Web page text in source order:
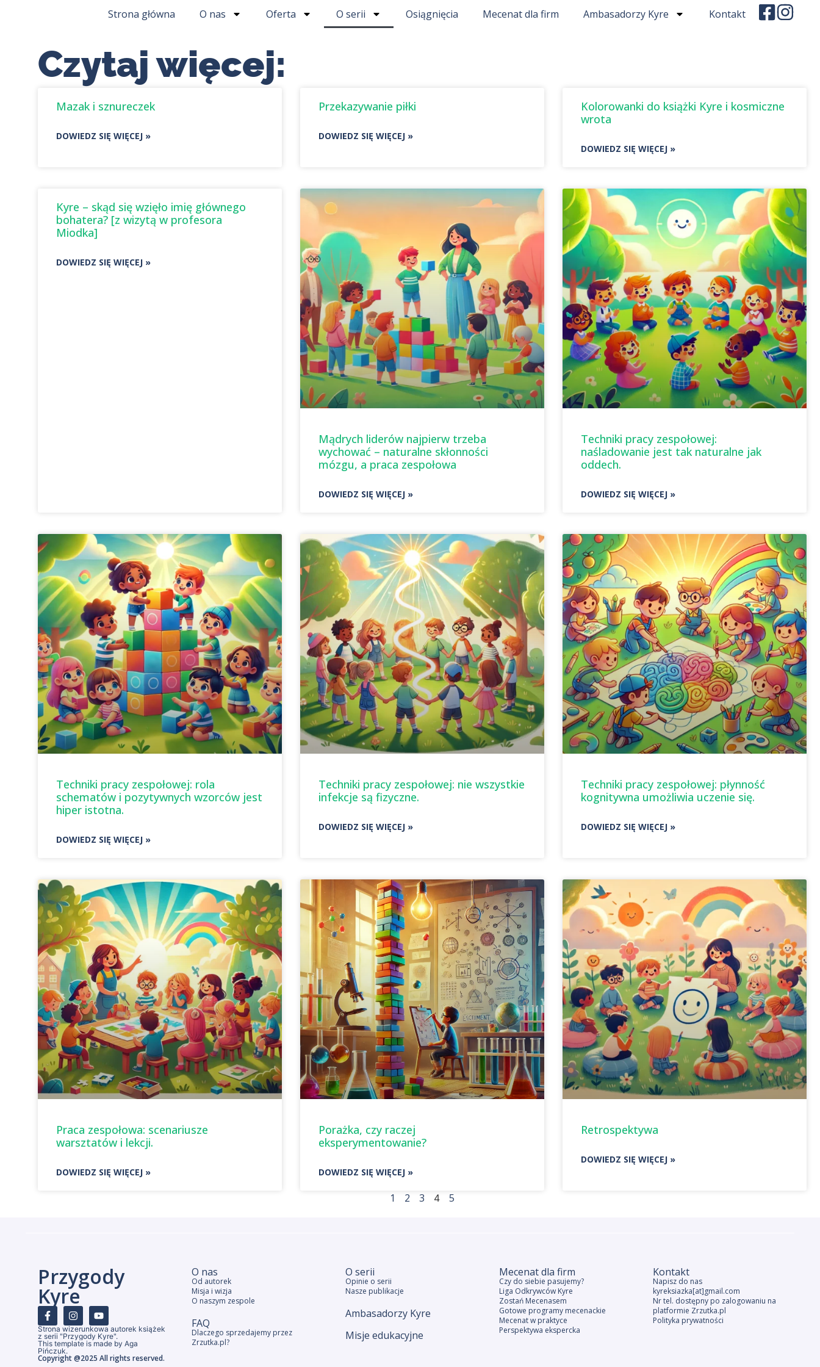
Strona główna O nas Oferta O serii Osiągnięcia Mecenat dla firm Ambasadorzy Kyre Kontakt
Czytaj więcej:
Mazak i sznureczek
DOWIEDZ SIĘ WIĘCEJ »
Przekazywanie piłki
DOWIEDZ SIĘ WIĘCEJ »
Kolorowanki do książki Kyre i kosmiczne
wrota
DOWIEDZ SIĘ WIĘCEJ »
Kyre – skąd się wzięło imię głównego
bohatera? [z wizytą w profesora
Miodka]
DOWIEDZ SIĘ WIĘCEJ »
Mądrych liderów najpierw trzeba
wychować – naturalne skłonności
mózgu, a praca zespołowa
DOWIEDZ SIĘ WIĘCEJ »
Techniki pracy zespołowej:
naśladowanie jest tak naturalne jak
oddech.
DOWIEDZ SIĘ WIĘCEJ »
Techniki pracy zespołowej: rola
schematów i pozytywnych wzorców jest
hiper istotna.
DOWIEDZ SIĘ WIĘCEJ »
Techniki pracy zespołowej: nie wszystkie
infekcje są fizyczne.
DOWIEDZ SIĘ WIĘCEJ »
Techniki pracy zespołowej: płynność
kognitywna umożliwia uczenie się.
DOWIEDZ SIĘ WIĘCEJ »
Praca zespołowa: scenariusze
warsztatów i lekcji.
DOWIEDZ SIĘ WIĘCEJ »
Porażka, czy raczej
eksperymentowanie?
DOWIEDZ SIĘ WIĘCEJ »
Retrospektywa
DOWIEDZ SIĘ WIĘCEJ »
1 2 3 4 5
Przygody
Kyre
Strona wizerunkowa autorek książek
z serii "Przygody Kyre".
This template is made by Aga
Pińczuk.
Copyright @2025 All rights reserved.
O nas
Od autorek
Misja i wizja
O naszym zespole
FAQ
Dlaczego sprzedajemy przez
Zrzutka.pl?
O serii
Opinie o serii
Nasze publikacje
Ambasadorzy Kyre
Misje edukacyjne
Mecenat dla firm
Czy do siebie pasujemy?
Liga Odkrywców Kyre
Zostań Mecenasem
Gotowe programy mecenackie
Mecenat w praktyce
Perspektywa ekspercka
Kontakt
Napisz do nas
kyreksiazka[at]gmail.com
Nr tel. dostępny po zalogowaniu na
platformie Zrzutka.pl
Polityka prywatności